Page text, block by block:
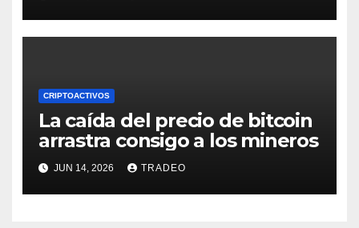
CRIPTOACTIVOS
La caída del precio de bitcoin
arrastra consigo a los mineros
JUN 14, 2026 TRADEO